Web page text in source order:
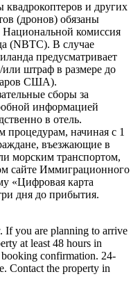
квадрокоптеров и других
(дронов) обязаны
Национальной комиссия
(NBTC). В случае
предусматривает
штраф в размере до
США).
сборы за
информацией
в отель.
начиная с 1
въезжающие в
морским транспортом,
сайте Иммиграционного
«Цифровая карта
дня до прибытия.
If you are planning to arrive
at least 48 hours in
confirmation. 24-
Contact the property in